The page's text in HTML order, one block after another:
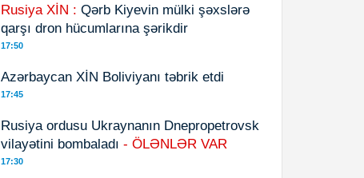
Rusiya XİN : Qərb Kiyevin mülki şəxslərə
qarşı dron hücumlarına şərikdir
17:50
Azərbaycan XİN Boliviyanı təbrik etdi
17:45
Rusiya ordusu Ukraynanın Dnepropetrovsk
vilayətini bombaladı - ÖLƏNLƏR VAR
17:30